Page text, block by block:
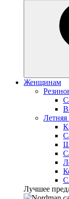
Женщинам
Летняя
Лучшее